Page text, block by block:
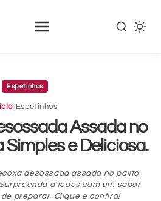
Espetinhos
› Espetinhos
Assada no
Simples e Deliciosa.
desossada assada no palito
a todos com um sabor
preparar. Clique e confira!